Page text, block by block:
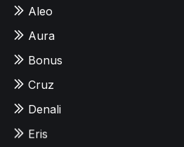
Aleo
Aura
Bonus
Cruz
Denali
Eris